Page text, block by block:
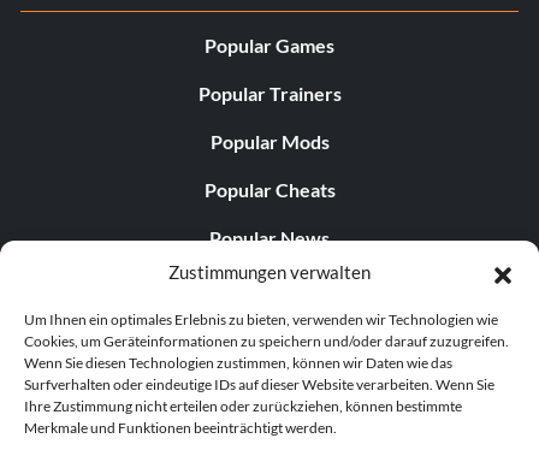
Zustimmungen verwalten
Um Ihnen ein optimales Erlebnis zu bieten, verwenden wir Technologien wie
Cookies, um Geräteinformationen zu speichern und/oder darauf zuzugreifen.
Wenn Sie diesen Technologien zustimmen, können wir Daten wie das
Surfverhalten oder eindeutige IDs auf dieser Website verarbeiten. Wenn Sie
Ihre Zustimmung nicht erteilen oder zurückziehen, können bestimmte
Merkmale und Funktionen beeinträchtigt werden.
Popular Games
Popular Trainers
Popular Mods
Popular Cheats
Popular News
Popular Editorials
Popular Free Games
LATEST UPDATES